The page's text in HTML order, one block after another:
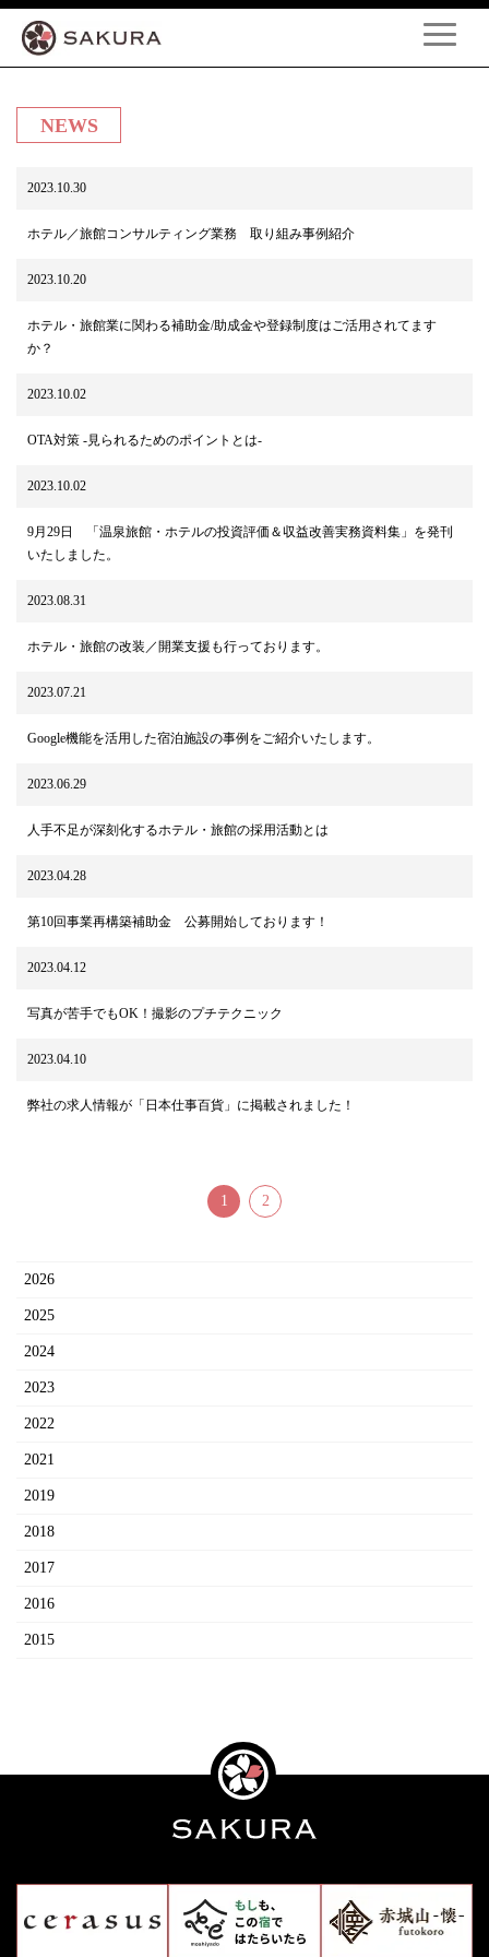
NEWS
2023.10.30
ホテル／旅館コンサルティング業務 取り組み事例紹介
2023.10.20
ホテル・旅館業に関わる補助金/助成金や登録制度はご活用されてます
か？
2023.10.02
OTA対策 -見られるためのポイントとは-
2023.10.02
9月29日 「温泉旅館・ホテルの投資評価＆収益改善実務資料集」を発刊
いたしました。
2023.08.31
ホテル・旅館の改装／開業支援も行っております。
2023.07.21
Google機能を活用した宿泊施設の事例をご紹介いたします。
2023.06.29
人手不足が深刻化するホテル・旅館の採用活動とは
2023.04.28
第10回事業再構築補助金 公募開始しております！
2023.04.12
写真が苦手でもOK！撮影のプチテクニック
2023.04.10
弊社の求人情報が「日本仕事百貨」に掲載されました！
1 2
2026
2025
2024
2023
2022
2021
2019
2018
2017
2016
2015